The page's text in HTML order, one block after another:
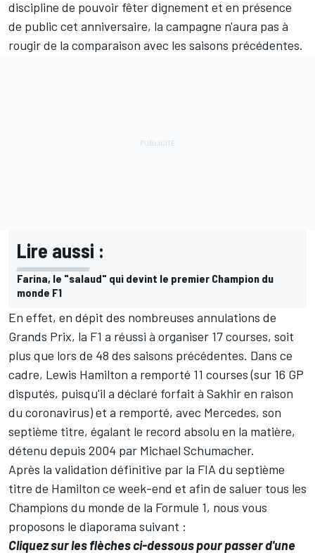
discipline de pouvoir fêter dignement et en présence
de public cet anniversaire, la campagne n'aura pas à
rougir de la comparaison avec les saisons précédentes.
Lire aussi :
Farina, le "salaud" qui devint le premier Champion du
monde F1
En effet, en dépit des nombreuses annulations de
Grands Prix, la F1 a réussi à organiser 17 courses, soit
plus que lors de 48 des saisons précédentes. Dans ce
cadre, Lewis Hamilton a remporté 11 courses (sur 16 GP
disputés, puisqu'il a déclaré forfait à Sakhir en raison
du coronavirus) et a remporté, avec Mercedes, son
septième titre, égalant le record absolu en la matière,
détenu depuis 2004 par Michael Schumacher.
Après la validation définitive par la FIA du septième
titre de Hamilton ce week-end et afin de saluer tous les
Champions du monde de la Formule 1, nous vous
proposons le diaporama suivant :
Cliquez sur les flèches ci-dessous pour passer d'une